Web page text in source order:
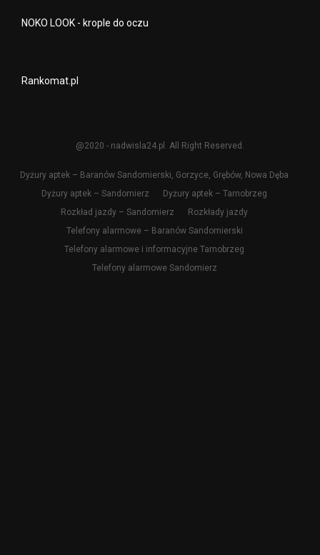
NOKO LOOK - krople do oczu
Rankomat.pl
@2020 - nadwisla24.pl. All Right Reserved.
Dyżury aptek – Baranów Sandomierski, Gorzyce, Grębów, Nowa Dęba
Dyżury aptek – Sandomierz
Dyżury aptek – Tarnobrzeg
Rozkład jazdy – Sandomierz
Rozkłady jazdy
Telefony alarmowe – Baranów Sandomierski
Telefony alarmowe i informacyjne Tarnobrzeg
Telefony alarmowe Sandomierz